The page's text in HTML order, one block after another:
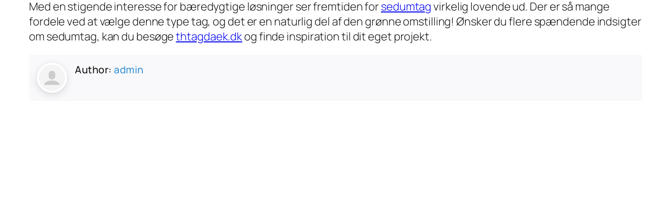
Med en stigende interesse for bæredygtige løsninger ser fremtiden for sedumtagvirkelig lovende ud. Der er så mange
fordele ved at vælge denne type tag, og det er en naturlig del af den grønne omstilling! Ønsker du flere spændende indsigter
om sedumtag, kan du besøgethtagdaek.dkog finde inspiration til dit eget projekt.
Author: admin